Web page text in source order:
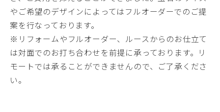
やご希望のデザインによってはフルオーダーでのご提
案を行なっております。
※リフォームやフルオーダー、ルースからのお仕立て
は対面でのお打ち合わせを前提に承っております。リ
モートでは承ることができませんので、ご了承くださ
い。